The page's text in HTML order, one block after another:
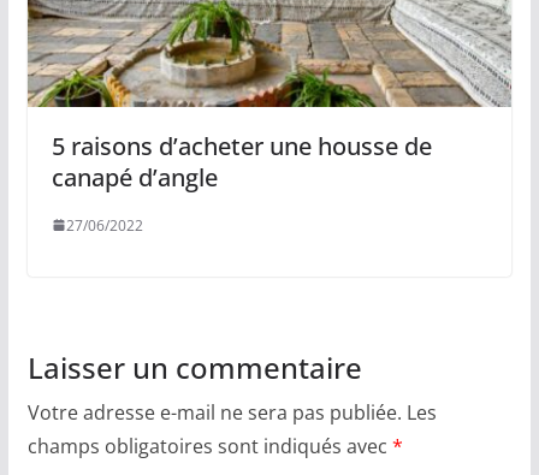
5 raisons d’acheter une housse de
canapé d’angle
27/06/2022
Laisser un commentaire
Votre adresse e-mail ne sera pas publiée. Les
champs obligatoires sont indiqués avec *